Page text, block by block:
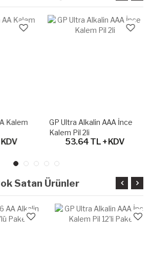
Kalem
GP Ultra Alkalin AAA İnce
Kalem Pil 2li
53.64 TL + KDV
Satan Ürünler